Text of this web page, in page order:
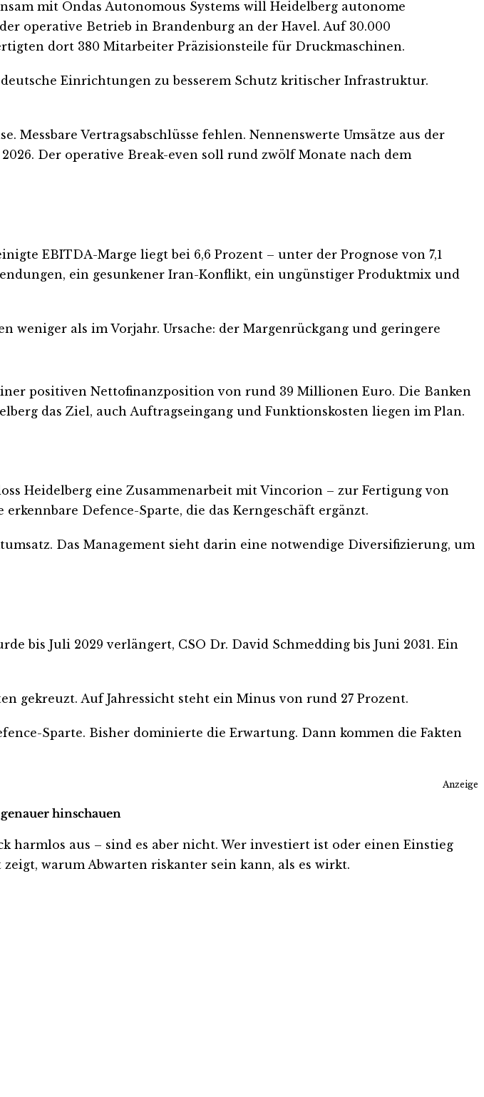
mit Ondas Autonomous Systems will Heidelberg autonome
operative Betrieb in Brandenburg an der Havel. Auf 30.000
dort 380 Mitarbeiter Präzisionsteile für Druckmaschinen.
Einrichtungen zu besserem Schutz kritischer Infrastruktur.
Vertragsabschlüsse fehlen. Nennenswerte Umsätze aus der
Der operative Break-even soll rund zwölf Monate nach dem
EBITDA-Marge liegt bei 6,6 Prozent – unter der Prognose von 7,1
ein gesunkener Iran-Konflikt, ein ungünstiger Produktmix und
weniger als im Vorjahr. Ursache: der Margenrückgang und geringere
positiven Nettofinanzposition von rund 39 Millionen Euro. Die Banken
das Ziel, auch Auftragseingang und Funktionskosten liegen im Plan.
Heidelberg eine Zusammenarbeit mit Vincorion – zur Fertigung von
Defence-Sparte, die das Kerngeschäft ergänzt.
Das Management sieht darin eine notwendige Diversifizierung, um
bis Juli 2029 verlängert, CSO Dr. David Schmedding bis Juni 2031. Ein
gekreuzt. Auf Jahressicht steht ein Minus von rund 27 Prozent.
Sparte. Bisher dominierte die Erwartung. Dann kommen die Fakten
Anzeige
hinschauen
aus – sind es aber nicht. Wer investiert ist oder einen Einstieg
warum Abwarten riskanter sein kann, als es wirkt.